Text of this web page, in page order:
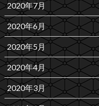
2020年7月
2020年6月
2020年5月
2020年4月
2020年3月